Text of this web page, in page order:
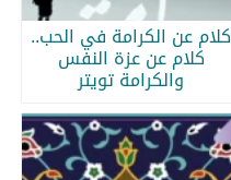
كلام عن الكرامة في الحب..
كلام عن عزة النفس
والكرامة تويتر